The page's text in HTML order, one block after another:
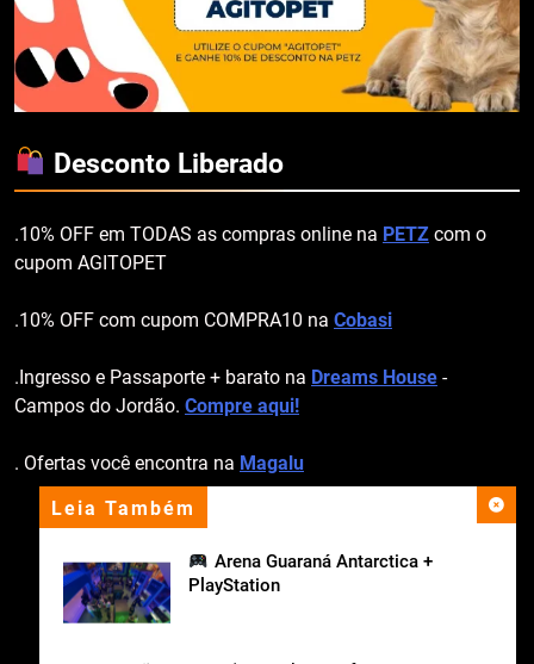
Leia Também
Arena Guaraná Antarctica +
PlayStation
Desconto Liberado
.10% OFF em TODAS as compras online na PETZ com o
cupom AGITOPET
.10% OFF com cupom COMPRA10 na Cobasi
.Ingresso e Passaporte + barato na Dreams House -
Campos do Jordão. Compre aqui!
. Ofertas você encontra na Magalu
apoio institucional